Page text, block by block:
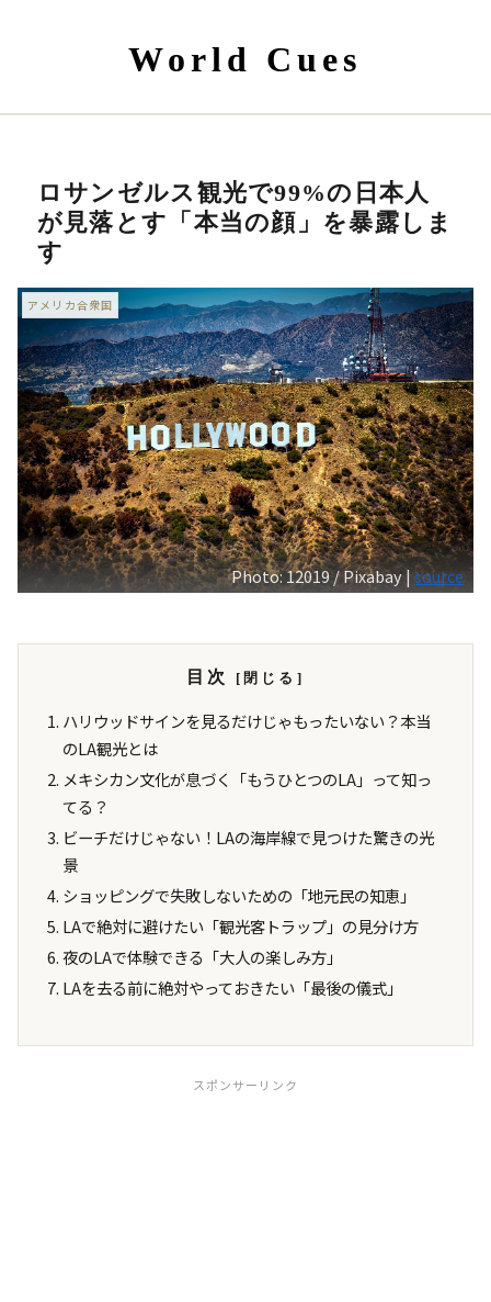
World Cues
ロサンゼルス観光で99%の日本人
が見落とす「本当の顔」を暴露しま
す
アメリカ合衆国
Photo: 12019 / Pixabay |source
目次
ハリウッドサインを見るだけじゃもったいない？本当
のLA観光とは
メキシカン文化が息づく「もうひとつのLA」って知っ
てる？
ビーチだけじゃない！LAの海岸線で見つけた驚きの光
景
ショッピングで失敗しないための「地元民の知恵」
LAで絶対に避けたい「観光客トラップ」の見分け方
夜のLAで体験できる「大人の楽しみ方」
LAを去る前に絶対やっておきたい「最後の儀式」
スポンサーリンク